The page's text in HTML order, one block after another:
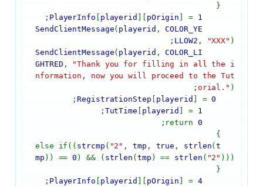
{
PlayerInfo
playerid pOrigin ] = 1
;
SendClientMessage( playerid ,COLOR_YE
LLOW2 , "XXX" );
SendClientMessage( playerid ,COLOR_LI
GHTRED ,
"Thank you for filling in all the i
nformation, now you will proceed to the Tut
orial." );
RegistrationStep
playerid ] =0
;
TutTime
playerid ] = 1
;
0
;
}
strcmp ( "2" ,tmp , true , strlen(t
mp )) ==0 ) && ( strlen ( tmp ) == strlen ( "2" )))
{
PlayerInfo
playerid pOrigin ] = 4
;